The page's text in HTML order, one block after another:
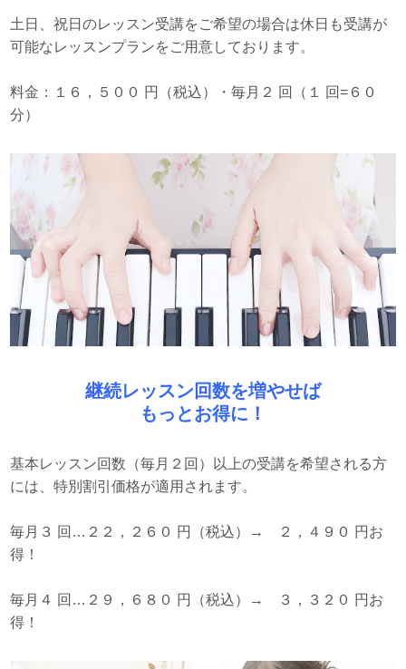
土日、祝日のレッスン受講をご希望の場合は休日も受講が
可能なレッスンプランをご用意しております。
料金：１６，５００ 円（税込）・毎月２ 回（１ 回=６０
分）
継続レッスン回数を増やせば
もっとお得に！
基本レッスン回数（毎月２回）以上の受講を希望される方
には、特別割引価格が適用されます。
毎月３ 回…２２，２６０ 円（税込）→ ２，４９０ 円お
得！
毎月４ 回…２９，６８０ 円（税込）→ ３，３２０ 円お
得！